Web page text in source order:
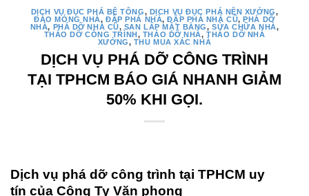
DỊCH VỤ ĐỤC PHÁ BÊ TÔNG,DỊCH VỤ ĐỤC PHÁ NỀN XƯỞNG
ĐÀO MÓNG NHÀ,ĐẬP PHÁ NHÀ,ĐẬP PHÁ NHÀ CŨ,PHÁ DỠ
NHÀ,PHÁ DỠ NHÀ CŨ,SAN LẤP MẶT BẰNG, SỬA CHỮA NHÀ
THÁO DỠ CÔNG TRÌNH,THÁO DỠ NHÀ,THÁO DỠ NHÀ
XƯỞNG ,THU MUA XÁC NHÀ
DỊCH VỤ PHÁ DỠ CÔNG TRÌNH
TẠI TPHCM BÁO GIÁ NHANH GIẢM
50% KHI GỌI.
Dịch vụ phá dỡ công trình tại TPHCM uy